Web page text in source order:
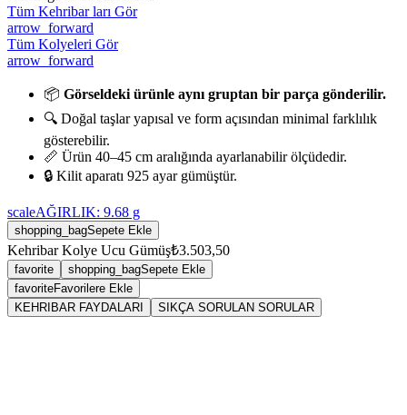
Tüm Kehribar ları Gör
arrow_forward
Tüm Kolyeleri Gör
arrow_forward
📦 Görseldeki ürünle aynı gruptan bir parça gönderilir.
🔍 Doğal taşlar yapısal ve form açısından minimal farklılık
gösterebilir.
📏 Ürün 40–45 cm aralığında ayarlanabilir ölçüdedir.
🔒 Kilit aparatı 925 ayar gümüştür.
scaleAĞIRLIK: 9.68 g
shopping_bagSepete Ekle
Kehribar Kolye Ucu Gümüş₺3.503,50
favorite shopping_bagSepete Ekle
favoriteFavorilere Ekle
KEHRIBAR FAYDALARI
SIKÇA SORULAN SORULAR